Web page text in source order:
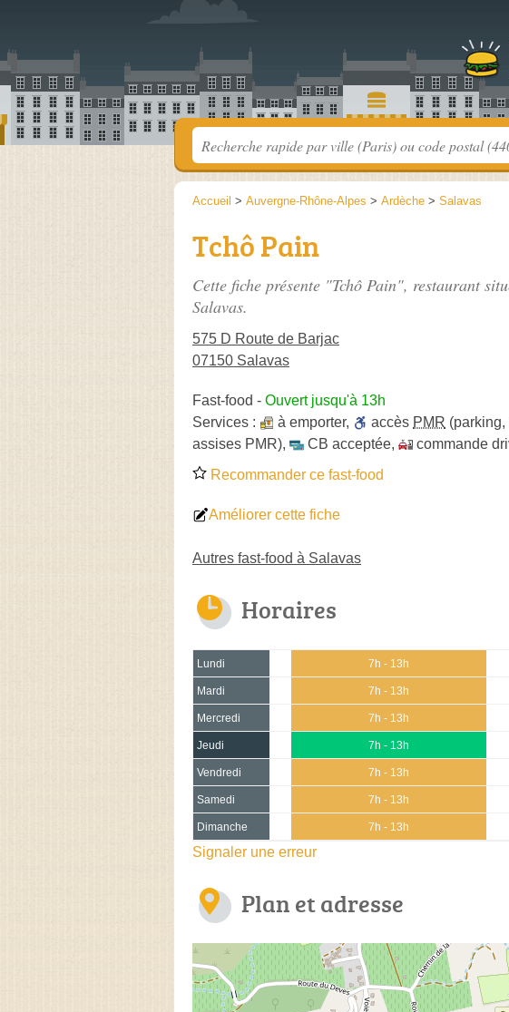
Accueil > Auvergne-Rhône-Alpes > Ardèche > Salavas
Tchô Pain
Cette fiche présente "Tchô Pain", restaurant
Salavas.
575 D Route de Barjac
07150 Salavas
Fast-food - Ouvert jusqu'à 13h
Services :
à emporter, accès PMR
assises PMR), CB acceptée,
commande
Recommander ce fast-food
Améliorer cette fiche
Autres fast-food à Salavas
Horaires
Lundi 7h - 13h
Mardi 7h - 13h
Mercredi 7h - 13h
Jeudi 7h - 13h
Vendredi 7h - 13h
Samedi 7h - 13h
Dimanche 7h - 13h
Signaler une erreur
Plan et adresse